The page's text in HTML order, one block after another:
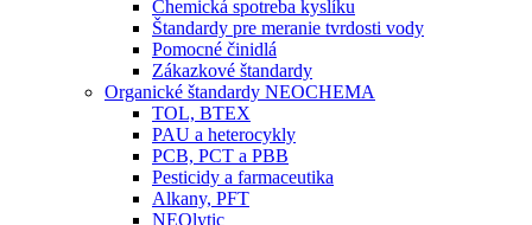
Chemická spotreba kyslíku
Štandardy pre meranie tvrdosti vody
Pomocné činidlá
Zákazkové štandardy
Organické štandardy NEOCHEMA
TOL, BTEX
PAU a heterocykly
PCB, PCT a PBB
Pesticidy a farmaceutika
Alkany, PFT
NEOlytic